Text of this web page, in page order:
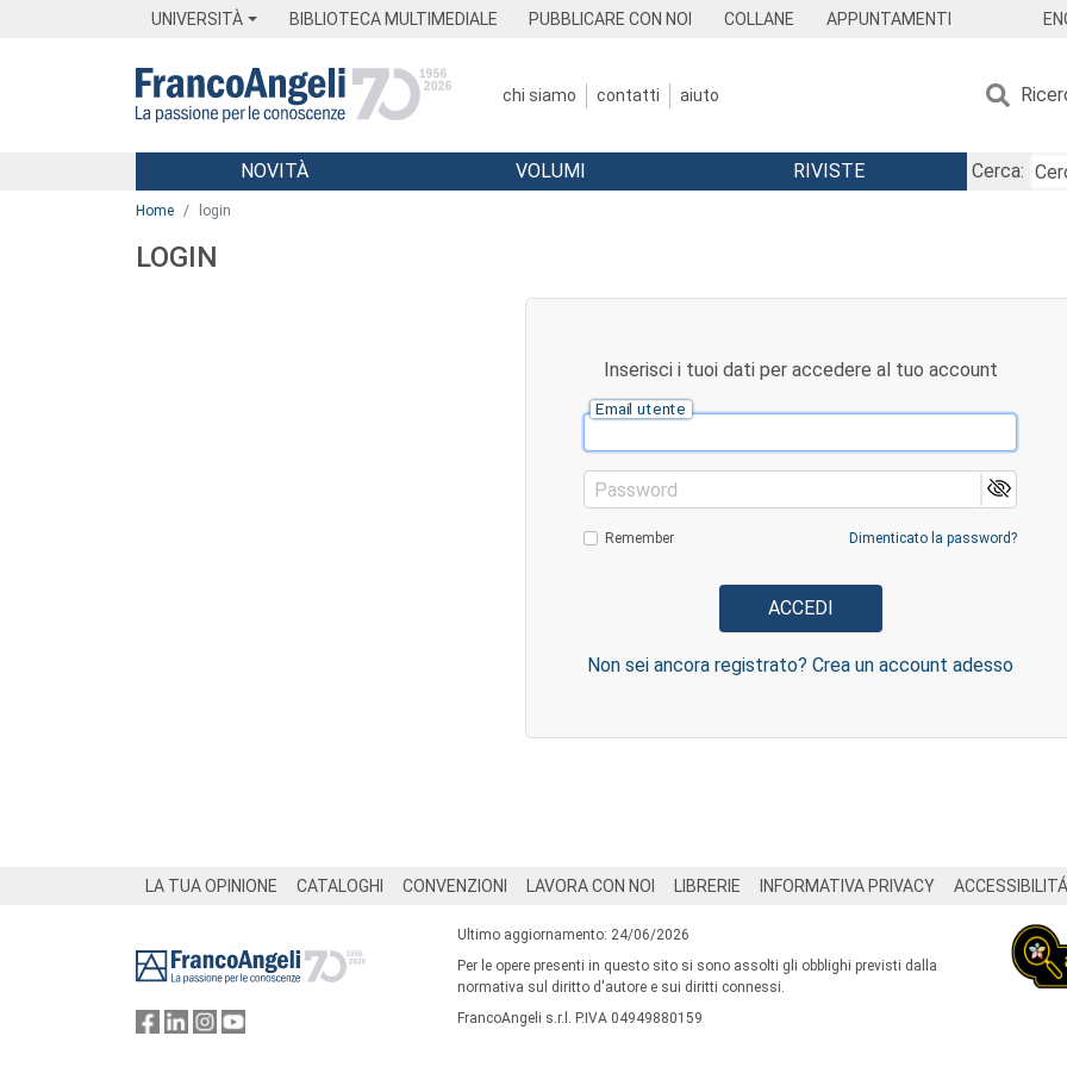
UNIVERSITÀ BIBLIOTECA MULTIMEDIALE PUBBLICARE CON NOI COLLANE APPUNTAMENTI
chi siamo contatti aiuto
Menu
NOVITÀ VOLUMI RIVISTE
Cerca:
Home login
LOGIN
Inserisci i tuoi dati per accedere al tuo account
Email utente
Password
Remember Dimenticato la password?
Non sei ancora registrato? Crea un account adesso
LA TUA OPINIONE CATALOGHI CONVENZIONI LAVORA CON NOI LIBRERIE INFORMATIVA PRIVACY ACCESSIBILITÁ
Ultimo aggiornamento: 24/06/2026
Per le opere presenti in questo sito si sono assolti gli obblighi previsti dalla
normativa sul diritto d'autore e sui diritti connessi.
FrancoAngeli s.r.l. P.IVA 04949880159